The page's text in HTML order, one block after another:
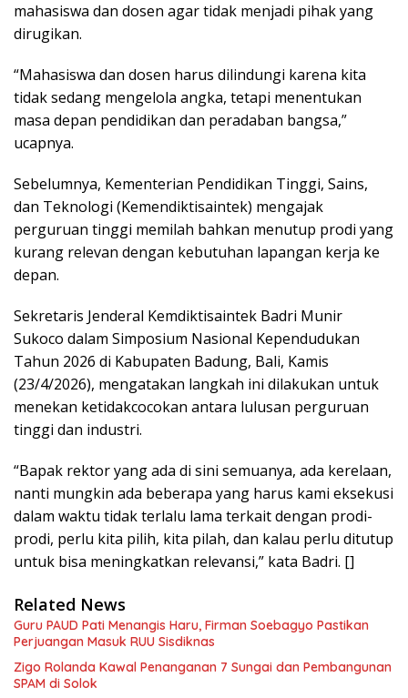
mahasiswa dan dosen agar tidak menjadi pihak yang
dirugikan.
“Mahasiswa dan dosen harus dilindungi karena kita
tidak sedang mengelola angka, tetapi menentukan
masa depan pendidikan dan peradaban bangsa,”
ucapnya.
Sebelumnya, Kementerian Pendidikan Tinggi, Sains,
dan Teknologi (Kemendiktisaintek) mengajak
perguruan tinggi memilah bahkan menutup prodi yang
kurang relevan dengan kebutuhan lapangan kerja ke
depan.
Sekretaris Jenderal Kemdiktisaintek Badri Munir
Sukoco dalam Simposium Nasional Kependudukan
Tahun 2026 di Kabupaten Badung, Bali, Kamis
(23/4/2026), mengatakan langkah ini dilakukan untuk
menekan ketidakcocokan antara lulusan perguruan
tinggi dan industri.
“Bapak rektor yang ada di sini semuanya, ada kerelaan,
nanti mungkin ada beberapa yang harus kami eksekusi
dalam waktu tidak terlalu lama terkait dengan prodi-
prodi, perlu kita pilih, kita pilah, dan kalau perlu ditutup
untuk bisa meningkatkan relevansi,” kata Badri. []
Related News
Guru PAUD Pati Menangis Haru, Firman Soebagyo Pastikan
Perjuangan Masuk RUU Sisdiknas
Zigo Rolanda Kawal Penanganan 7 Sungai dan Pembangunan
SPAM di Solok